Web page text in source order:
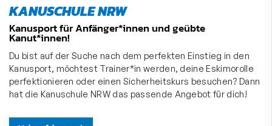
KANUSCHULE NRW
Kanusport für Anfänger*innen und geübte
Kanut*innen!
Du bist auf der Suche nach dem perfekten Einstieg in den
Kanusport, möchtest Trainer*in werden, deine Eskimorolle
perfektionieren oder einen Sicherheitskurs besuchen? Dann
hat die Kanuschule NRW das passende Angebot für dich!